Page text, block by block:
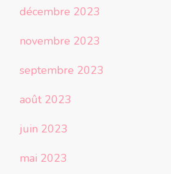
décembre 2023
novembre 2023
septembre 2023
août 2023
juin 2023
mai 2023